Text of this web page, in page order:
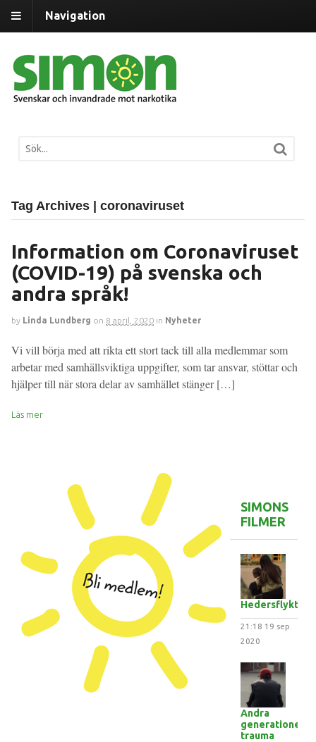
Navigation
Tag Archives | coronaviruset
Information om Coronaviruset
(COVID-19) på svenska och
andra språk!
by Linda Lundberg on 8 april, 2020 in Nyheter
Vi vill börja med att rikta ett stort tack till alla medlemmar som
arbetar med samhällsviktiga uppgifter, som tar ansvar, stöttar och
hjälper till när stora delar av samhället stänger […]
Läs mer
SIMONS
FILMER
Hedersflykten
21:18 19 sep
2020
Andra
generationens
trauma